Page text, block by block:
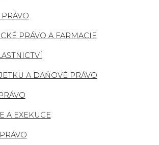
PRÁVO A FARMACIE
A DAŇOVÉ PRÁVO
A EXEKUCE